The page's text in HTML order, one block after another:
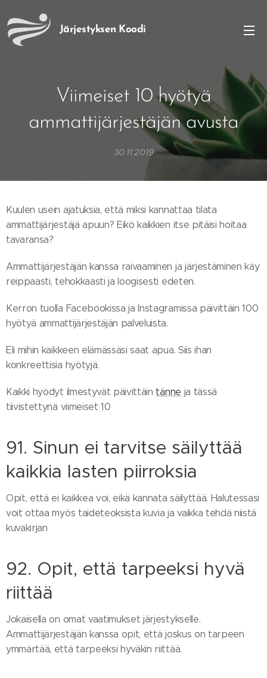
Järjestyksen Koodi
Viimeiset 10 hyötyä
ammattijärjestäjän avusta
30.11.2019
Kuulen usein ajatuksia, että miksi kannattaa tilata
ammattijärjestäjä apuun? Eikö kaikkien itse pitäisi hoitaa
tavaransa?
Ammattijärjestäjän kanssa raivaaminen ja järjestäminen käy
reippaasti, tehokkaasti ja loogisesti edeten.
Kerron tuolla Facebookissa ja Instagramissa päivittäin 100
hyötyä ammattijärjestäjän palveluista.
Eli mihin kaikkeen elämässäsi saat apua. Siis ihan
konkreettisia hyötyjä.
Kaikki hyödyt ilmestyvät päivittäin tänne ja tässä
tiivistettynä viimeiset 10
91. Sinun ei tarvitse säilyttää
kaikkia lasten piirroksia
Opit, että ei kaikkea voi, eikä kannata säilyttää. Halutessasi
voit ottaa myös taideteoksista kuvia ja vaikka tehdä niistä
kuvakirjan
92. Opit, että tarpeeksi hyvä
riittää
Jokaisella on omat vaatimukset järjestykselle.
Ammattijärjestäjän kanssa opit, että joskus on tarpeen
ymmärtää, että tarpeeksi hyväkin riittää.